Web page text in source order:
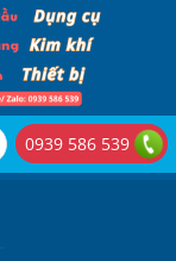
0939 586 539